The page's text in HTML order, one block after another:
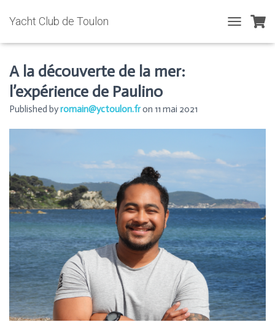
Yacht Club de Toulon
O
N
A la découverte de la mer:
l’expérience de Paulino
Published byromain@yctoulon.fron 11 mai 2021